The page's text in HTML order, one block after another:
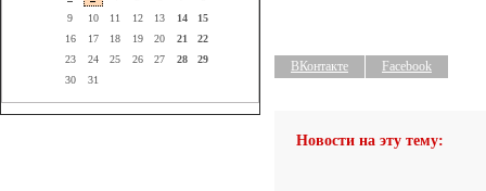
9
10 11 12 13 14
15
16
17 18 19 20 21
22
23
24 25 26 27 28
29
30
31
ВКонтакте Facebook
Новости на эту тему: